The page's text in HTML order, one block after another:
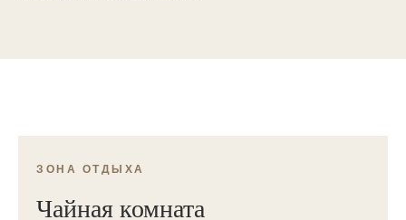
ЗОНА ОТДЫХА
Чайная комната